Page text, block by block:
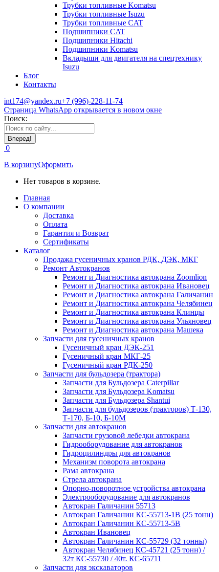
Трубки топливные Komatsu
Трубки топливные Isuzu
Трубки топливные CAT
Подшипники CAT
Подшипники Hitachi
Подшипники Komatsu
Вкладыши для двигателя на спецтехнику
Isuzu
Блог
Контакты
int174@yandex.ru+7 (996)-228-11-74
Страница WhatsApp открывается в новом окне
Поиск:
0
В корзинуОформить
Нет товаров в корзине.
Главная
О компании
Доставка
Оплата
Гарантия и Возврат
Сертификаты
Каталог
Продажа гусеничных кранов РДК, ДЭК, МКГ
Ремонт Автокранов
Ремонт и Диагностика автокрана Zoomlion
Ремонт и Диагностика автокрана Ивановец
Ремонт и Диагностика автокрана Галичанин
Ремонт и Диагностика автокрана Челябинец
Ремонт и Диагностика автокрана Клинцы
Ремонт и Диагностика автокрана Ульяновец
Ремонт и Диагностика автокрана Машека
Запчасти для гусеничных кранов
Гусеничный кран ДЭК-251
Гусеничный кран МКГ-25
Гусеничный кран РДК-250
Запчасти для бульдозера (трактора)
Запчасти для Бульдозера Caterpillar
Запчасти для Бульдозера Komatsu
Запчасти для Бульдозера Shantui
Запчасти для бульдозеров (тракторов) Т-130,
Т-170, Б-10, Б-10М
Запчасти для автокранов
Запчасти грузовой лебедки автокрана
Гидрооборудование для автокранов
Гидроцилиндры для автокранов
Механизм поворота автокрана
Рама автокрана
Стрела автокрана
Опорно-поворотное устройства автокрана
Электрооборудование для автокранов
Автокран Галичанин 55713
Автокран Галичанин КС-55713-1В (25 тонн)
Автокран Галичанин КС-55713-5В
Автокран Ивановец
Автокран Галичанин КС-55729 (32 тонны)
Автокран Челябинец КС-45721 (25 тонн) /
32т КС-55730 / 40т. КС-65711
Запчасти для экскаваторов